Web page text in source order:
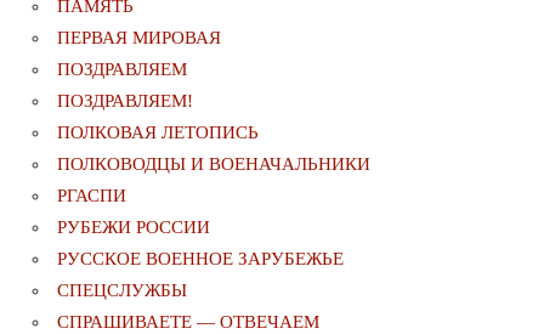
ПАМЯТЬ
ПЕРВАЯ МИРОВАЯ
ПОЗДРАВЛЯЕМ
ПОЗДРАВЛЯЕМ!
ПОЛКОВАЯ ЛЕТОПИСЬ
ПОЛКОВОДЦЫ И ВОЕНАЧАЛЬНИКИ
РГАСПИ
РУБЕЖИ РОССИИ
РУССКОЕ ВОЕННОЕ ЗАРУБЕЖЬЕ
СПЕЦСЛУЖБЫ
СПРАШИВАЕТЕ — ОТВЕЧАЕМ